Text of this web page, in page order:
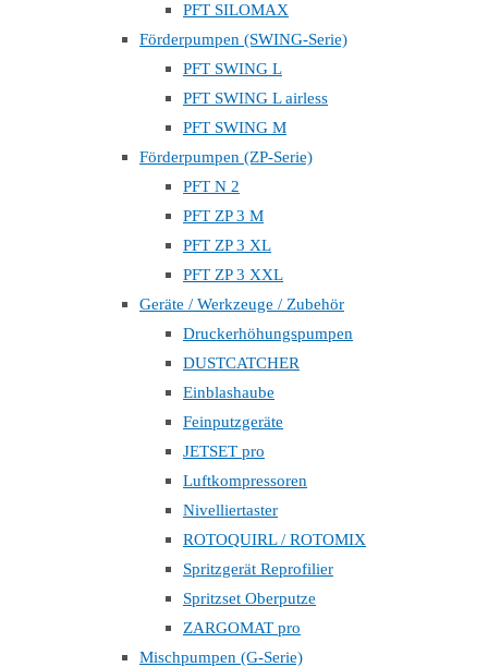
PFT SILOMAX
Förderpumpen (SWING-Serie)
PFT SWING L
PFT SWING L airless
PFT SWING M
Förderpumpen (ZP-Serie)
PFT N 2
PFT ZP 3 M
PFT ZP 3 XL
PFT ZP 3 XXL
Geräte / Werkzeuge / Zubehör
Druckerhöhungspumpen
DUSTCATCHER
Einblashaube
Feinputzgeräte
JETSET pro
Luftkompressoren
Nivelliertaster
ROTOQUIRL / ROTOMIX
Spritzgerät Reprofilier
Spritzset Oberputze
ZARGOMAT pro
Mischpumpen (G-Serie)